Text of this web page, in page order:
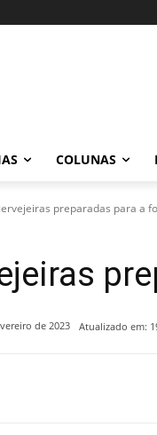
COLUNAS
preparadas para a
de 2023 Atualizado em: